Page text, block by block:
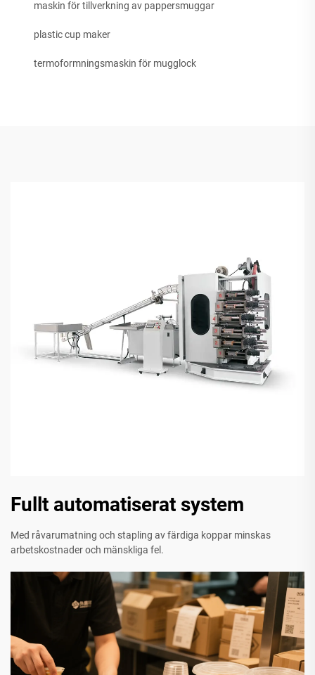
maskin för tillverkning av pappersmuggar
plastic cup maker
termoformningsmaskin för mugglock
Fullt automatiserat system
Med råvarumatning och stapling av färdiga koppar minskas
arbetskostnader och mänskliga fel.